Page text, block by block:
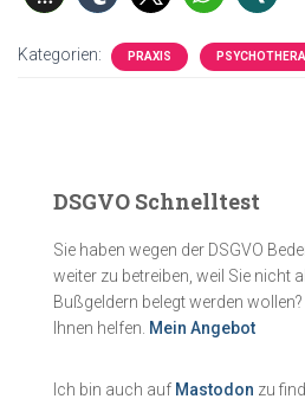
Kategorien: PRAXIS
DSGVO Schnelltest
Sie haben wegen der DSGVO
weiter zu betreiben, weil Sie nicht
Bußgeldern belegt werden
Ihnen helfen. Mein Angebot
Ich bin auch auf Mastodon zu